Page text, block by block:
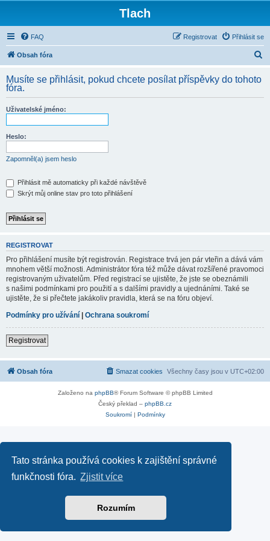
Tato stránka používá cookies k zajištění správné
funkčnosti fóra. Zjistit více
Rozumím
Tlach
FAQ Přihlásit se
Registrovat
Obsah fóra
d
Musíte se přihlásit, pokud chcete posílat příspěvky do tohoto
fóra.
Uživatelské jméno:
Heslo:
Zapomněl(a) jsem heslo
Přihlásit mě automaticky při každé návštěvě
Skrýt můj online stav pro toto přihlášení
REGISTROVAT
Pro přihlášení musíte být registrován. Registrace trvá jen pár vteřin a dává vám
mnohem větší možnosti. Administrátor fóra též může dávat rozšířené pravomoci
registrovaným uživatelům. Před registrací se ujistěte, že jste se obeznámili
s našimi podmínkami pro použití a s dalšími pravidly a ujednáními. Také se
ujistěte, že si přečtete jakákoliv pravidla, která se na fóru objeví.
Podmínky pro užívání | Ochrana soukromí
Registrovat
Obsah fóra Všechny časy jsou v UTC+02:00
Smazat cookies
Založeno na phpBB® Forum Software © phpBB Limited
Český překlad – phpBB.cz
Soukromí| Podmínky